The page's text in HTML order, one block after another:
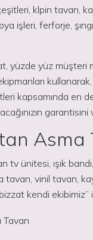
klpin tavan,
işleri, ferforje,
yüzde yüz
kapsamında en
garantisini
Asma
tv ünitesi, ışık
tavan, vinil tavan,
kendi ekibimiz”